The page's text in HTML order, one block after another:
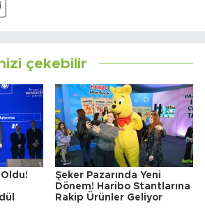
çekebilir
Şeker Pazarında Yeni
Dönem! Haribo Stantlarına
Rakip Ürünler Geliyor